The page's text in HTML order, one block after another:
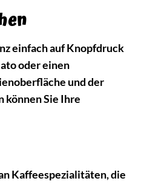
einfach auf Knopfdruck
oder einen
und der
Sie Ihre
Kaffeespezialitäten, die